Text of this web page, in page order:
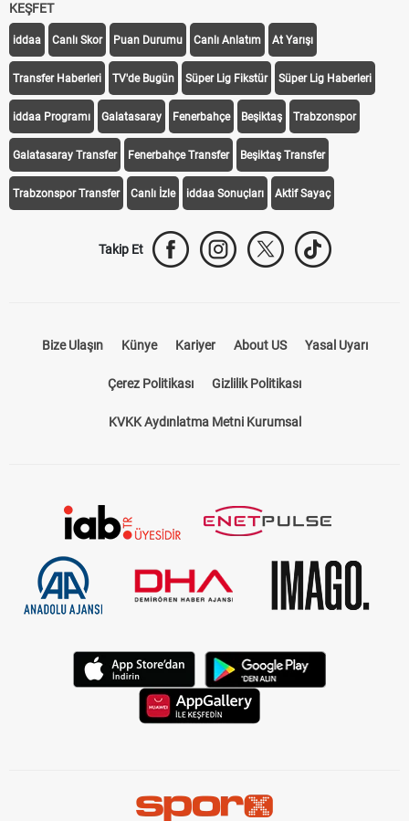
KEŞFET
iddaa Canlı Skor Puan Durumu Canlı Anlatım At Yarışı
Transfer Haberleri TV'de Bugün Süper Lig Fikstür Süper Lig Haberleri
iddaa Programı Galatasaray Fenerbahçe Beşiktaş Trabzonspor
Galatasaray Transfer Fenerbahçe Transfer Beşiktaş Transfer
Trabzonspor Transfer Canlı İzle iddaa Sonuçları Aktif Sayaç
Takip Et
Bize Ulaşın Künye Kariyer About US Yasal Uyarı
Çerez Politikası Gizlilik Politikası
KVKK Aydınlatma Metni Kurumsal